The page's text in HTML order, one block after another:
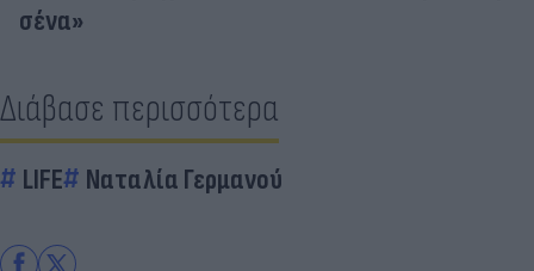
σένα»
Διάβασε περισσότερα
LIFE Ναταλία Γερμανού